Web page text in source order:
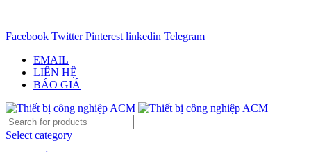
Facebook Twitter Pinterest linkedin Telegram
EMAIL
LIÊN HỆ
BÁO GIÁ
Select category